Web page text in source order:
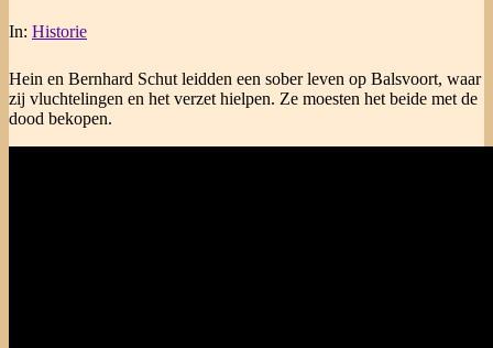
In: Historie
Hein en Bernhard Schut leidden een sober leven op Balsvoort, waar
zij vluchtelingen en het verzet hielpen. Ze moesten het beide met de
dood bekopen.